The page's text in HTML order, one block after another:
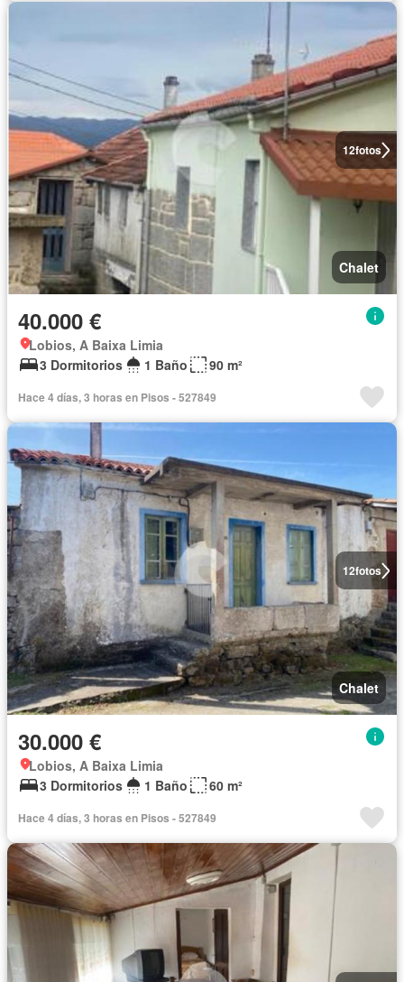
12fotos
Chalet
40.000 €
Lobios, A Baixa Limia
3 Dormitorios
1 Baño 90 m²
Hace 4 días, 3 horas en Pisos - 527849
12fotos
Chalet
30.000 €
Lobios, A Baixa Limia
3 Dormitorios
1 Baño 60 m²
Hace 4 días, 3 horas en Pisos - 527849